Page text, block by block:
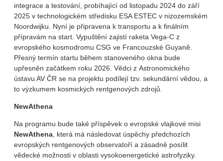
integrace a testování, probíhající od listopadu 2024 do září
2025 v technologickém středisku ESA ESTEC v nizozemském
Noordwijku. Nyní je připravena k transportu a k finálním
přípravám na start. Vypuštění zajistí raketa Vega-C z
evropského kosmodromu CSG ve Francouzské Guyaně.
Přesný termín startu během stanoveného okna bude
upřesněn začátkem roku 2026. Vědci z Astronomického
ústavu AV ČR se na projektu podílejí tzv. sekundární vědou, a
to výzkumem kosmických rentgenových zdrojů.
NewAthena
Na programu bude také příspěvek o evropské vlajkové misi
NewAthena, která má následovat úspěchy předchozích
evropských rentgenových observatoří a zásadně posílit
vědecké možnosti v oblasti vysokoenergetické astrofyziky.